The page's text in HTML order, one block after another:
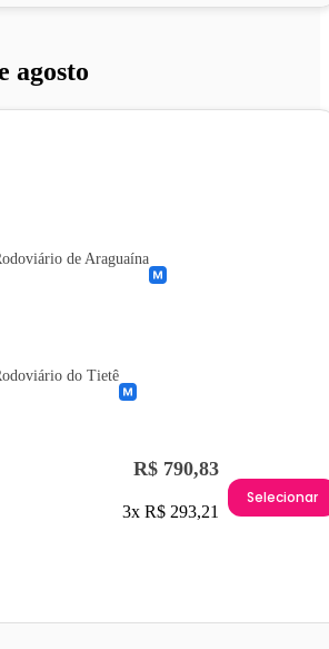
agosto
de Araguaína
do Tietê
R$ 790,83
3x R$ 293,21
Selecionar